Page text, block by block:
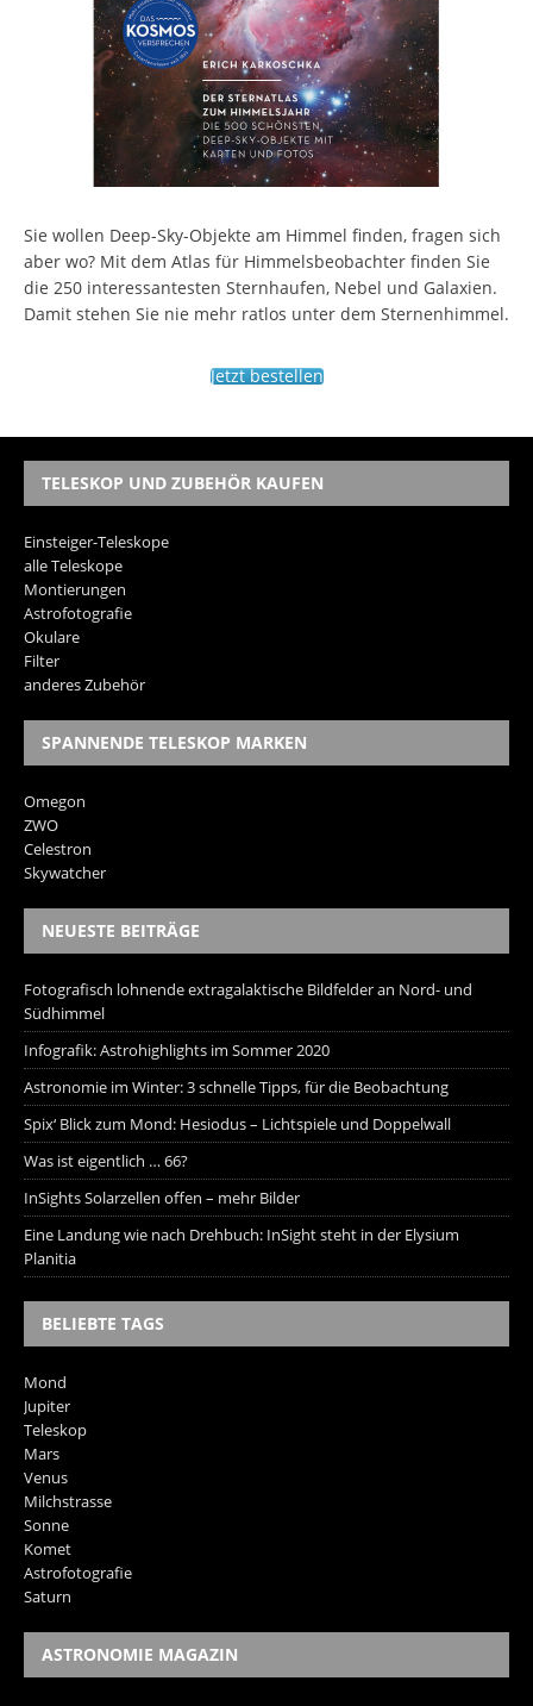
Sie wollen Deep-Sky-Objekte am Himmel finden, fragen sich
aber wo? Mit dem Atlas für Himmelsbeobachter finden Sie
die 250 interessantesten Sternhaufen, Nebel und Galaxien.
Damit stehen Sie nie mehr ratlos unter dem Sternenhimmel.
Jetzt bestellen
TELESKOP UND ZUBEHÖR KAUFEN
Einsteiger-Teleskope
alle Teleskope
Montierungen
Astrofotografie
Okulare
Filter
anderes Zubehör
SPANNENDE TELESKOP MARKEN
Omegon
ZWO
Celestron
Skywatcher
NEUESTE BEITRÄGE
Fotografisch lohnende extragalaktische Bildfelder an Nord- und
Südhimmel
Infografik: Astrohighlights im Sommer 2020
Astronomie im Winter: 3 schnelle Tipps, für die Beobachtung
Spix‘ Blick zum Mond: Hesiodus – Lichtspiele und Doppelwall
Was ist eigentlich … 66?
InSights Solarzellen offen – mehr Bilder
Eine Landung wie nach Drehbuch: InSight steht in der Elysium
Planitia
BELIEBTE TAGS
Mond
Jupiter
Teleskop
Mars
Venus
Milchstrasse
Sonne
Komet
Astrofotografie
Saturn
ASTRONOMIE MAGAZIN